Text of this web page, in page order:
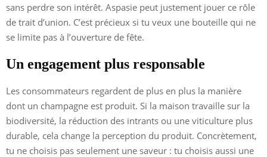
sans perdre son intérêt. Aspasie peut justement jouer ce rôle
de trait d’union. C’est précieux si tu veux une bouteille qui ne
se limite pas à l’ouverture de fête.
Un engagement plus responsable
Les consommateurs regardent de plus en plus la manière
dont un champagne est produit. Si la maison travaille sur la
biodiversité, la réduction des intrants ou une viticulture plus
durable, cela change la perception du produit. Concrètement,
tu ne choisis pas seulement une saveur : tu choisis aussi une